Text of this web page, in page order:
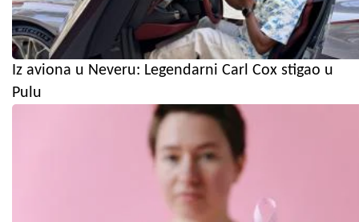
Iz aviona u Neveru: Legendarni Carl Cox stigao u
Pulu